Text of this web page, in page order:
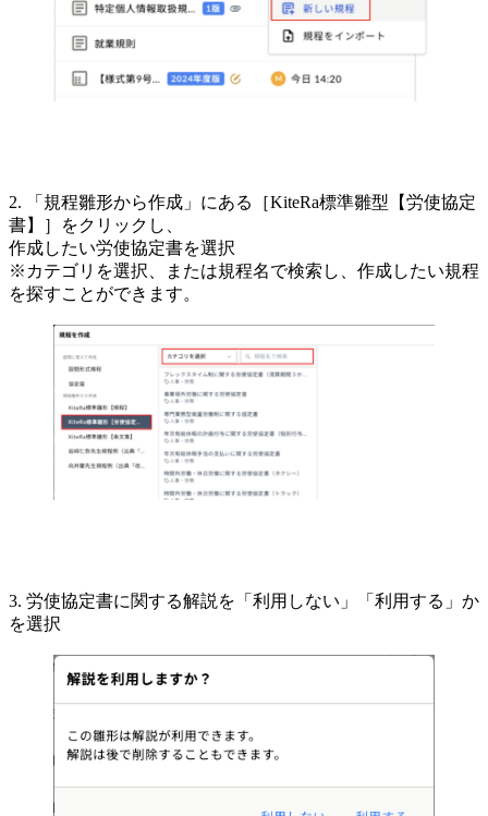
2. 「規程雛形から作成」にある［KiteRa標準雛型【労使協定
書】］をクリックし、
作成したい労使協定書を選択
※カテゴリを選択、または規程名で検索し、作成したい規程
を探すことができます。
3. 労使協定書に関する解説を「利用しない」「利用する」か
を選択